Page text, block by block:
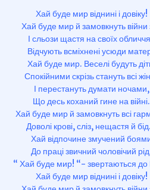
Хай буде мир віднині і довіку!
Хай буде мир й замовкнуть війни
І сльози щастя на своїх
Відчують всміхнені усюди
Хай буде мир. Веселі будуть
Спокійними скрізь стануть всі
І перестануть думати ночами,
Що десь коханий гине на війні.
Хай буде мир й замовкнуть всі
Доволі крові, сліз, нещастя й
Хай відпочине змучений
До праці звичний чоловічий
“ Хай буде мир! “- звертаються до
Хай буде мир віднині і довіку!